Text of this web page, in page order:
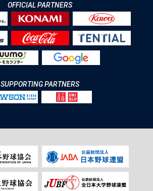
OFFICIAL PARTNERS
SUPPORTING PARTNERS